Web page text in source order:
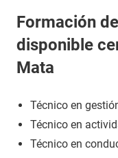
Formación
disponible
Mata
Técnico en
Técnico en
Técnico en